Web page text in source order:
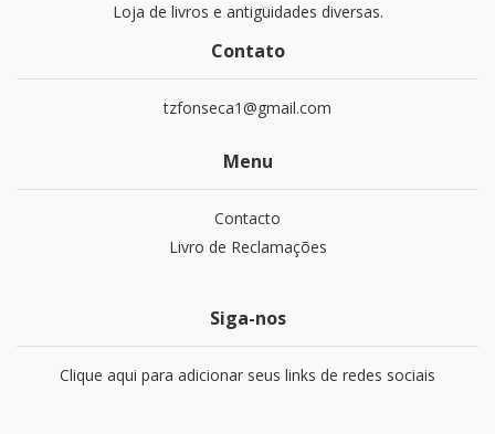
Loja de livros e antiguidades diversas.
Contato
tzfonseca1@gmail.com
Menu
Contacto
Livro de Reclamações
Siga-nos
Clique aqui para adicionar seus links de redes sociais